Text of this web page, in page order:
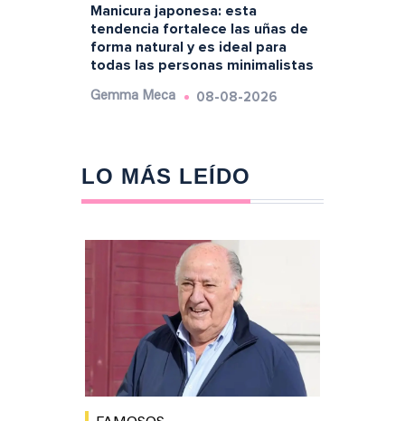
Manicura japonesa: esta
tendencia fortalece las uñas de
forma natural y es ideal para
todas las personas minimalistas
Gemma Meca 08-08-2026
LO MÁS LEÍDO